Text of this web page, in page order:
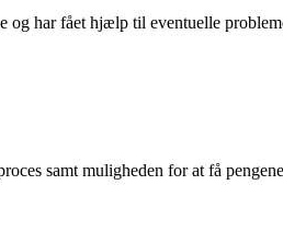
har fået hjælp til eventuelle
samt muligheden for at få